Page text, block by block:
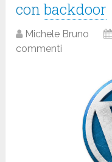
con backdoor
Michele Bruno
commenti